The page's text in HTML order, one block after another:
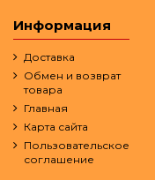
Информация
Доставка
Обмен и возврат
товара
Главная
Карта сайта
Пользовательское
соглашение